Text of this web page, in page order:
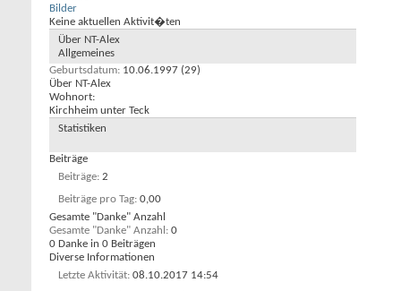
Bilder
Keine aktuellen Aktivit�ten
Über NT-Alex
Allgemeines
Geburtsdatum 10.06.1997 (29)
Über NT-Alex
Wohnort:
Kirchheim unter Teck
Statistiken
Beiträge
Beiträge 2
Beiträge pro Tag 0,00
Gesamte "Danke" Anzahl
Gesamte "Danke" Anzahl
0
0 Danke in 0 Beiträgen
Diverse Informationen
Letzte Aktivität 08.10.2017 14:54